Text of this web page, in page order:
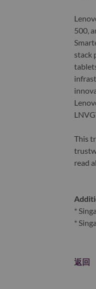
500,
stack
This
read
*
*
返回